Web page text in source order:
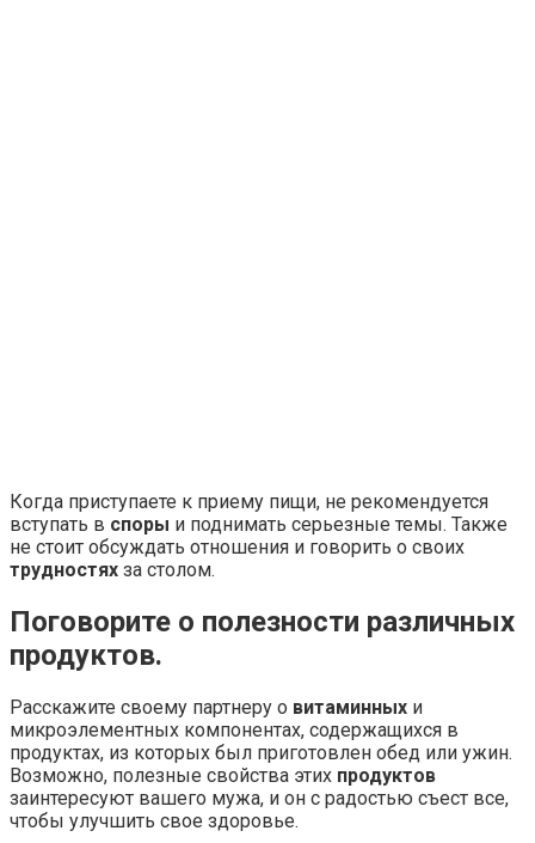
Когда приступаете к приему пищи, не рекомендуется
вступать в споры и поднимать серьезные темы. Также
не стоит обсуждать отношения и говорить о своих
трудностях за столом.
Поговорите о полезности различных
продуктов.
Расскажите своему партнеру о витаминных и
микроэлементных компонентах, содержащихся в
продуктах, из которых был приготовлен обед или ужин.
Возможно, полезные свойства этих продуктов
заинтересуют вашего мужа, и он с радостью съест все,
чтобы улучшить свое здоровье.